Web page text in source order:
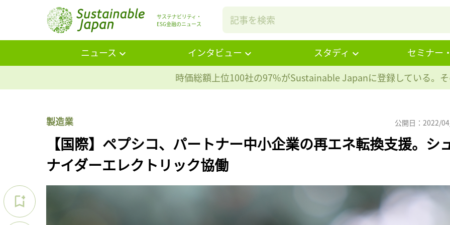
サステナビリティ・
ESG金融のニュース
ニュース インタビュー スタディ
セミナー
時価総額上位100社の97%がSustainable Japanに登録している。
製造業 公開日：2022/
【国際】ペプシコ、パートナー中小企業の再エネ転換支援。シ
ナイダーエレクトリック協働